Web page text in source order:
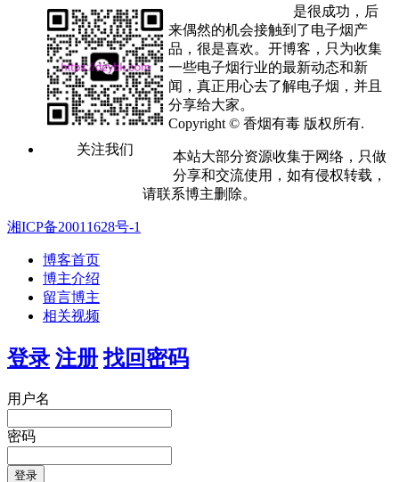
关注我们
是很成功，后
来偶然的机会接触到了电子烟产
品，很是喜欢。开博客，只为收集
一些电子烟行业的最新动态和新
闻，真正用心去了解电子烟，并且
分享给大家。
Copyright © 香烟有毒 版权所有.
本站大部分资源收集于网络，只做
分享和交流使用，如有侵权转载，
请联系博主删除。
湘ICP备20011628号-1
博客首页
博主介绍
留言博主
相关视频
登录 注册 找回密码
用户名
密码